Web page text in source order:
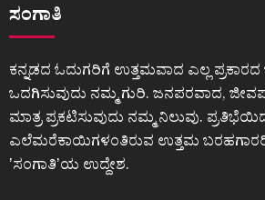
ಸಂಗಾತಿ
ಕನ್ನಡದ ಓದುಗರಿಗೆ ಉತ್ತಮವಾದ ಎಲ್ಲ
ಒದಗಿಸುವುದು ನಮ್ಮ ಗುರಿ. ಜನಪರವಾದ,
ಮಾತ್ರ ಪ್ರಕಟಿಸುವುದು ನಮ್ಮ ನಿಲುವು.
ಎಲೆಮರೆಕಾಯಿಗಳಂತಿರುವ ಉತ್ತಮ
ʼಸಂಗಾತಿʼಯ ಉದ್ದೇಶ.